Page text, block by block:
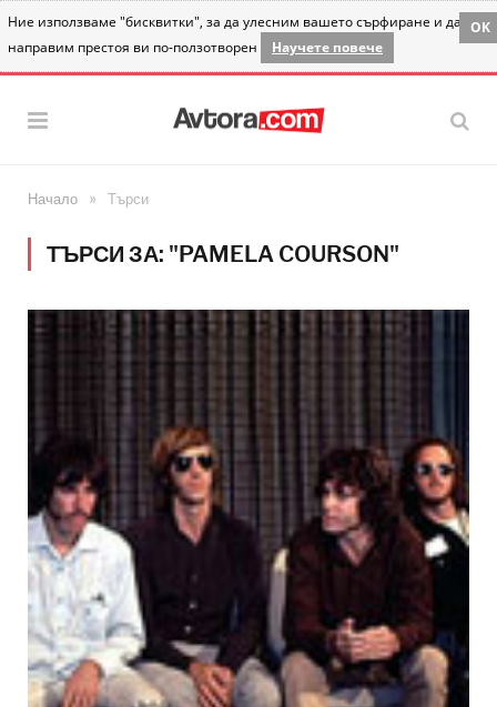
Ние използваме "бисквитки", за да улесним вашето сърфиране и да
направим престоя ви по-ползотворен
Научете повече
OK
Начало » Търси
ТЪРСИ ЗА: "PAMELA COURSON"